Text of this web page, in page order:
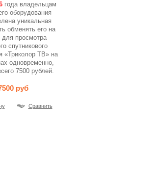
года владельцам
оборудования
уникальная
обменять его на
для просмотра
спутникового
«Триколор ТВ» на
одновременно,
7500 рублей.
руб
Сравнить